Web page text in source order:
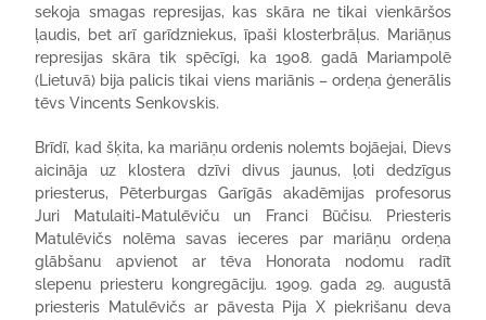
sekoja smagas represijas, kas skāra ne tikai vienkāršos
ļaudis, bet arī garīdzniekus, īpaši klosterbrāļus. Mariāņus
represijas skāra tik spēcīgi, ka 1908. gadā Mariampolē
(Lietuvā) bija palicis tikai viens mariānis – ordeņa ģenerālis
tēvs Vincents Senkovskis.
Brīdī, kad šķita, ka mariāņu ordenis nolemts bojāejai, Dievs
aicināja uz klostera dzīvi divus jaunus, ļoti dedzīgus
priesterus, Pēterburgas Garīgās akadēmijas profesorus
Juri Matulaiti-Matulēviču un Franci Būčisu. Priesteris
Matulēvičs nolēma savas ieceres par mariāņu ordeņa
glābšanu apvienot ar tēva Honorata nodomu radīt
slepenu priesteru kongregāciju. 1909. gada 29. augustā
priesteris Matulēvičs ar pāvesta Pija X piekrišanu deva